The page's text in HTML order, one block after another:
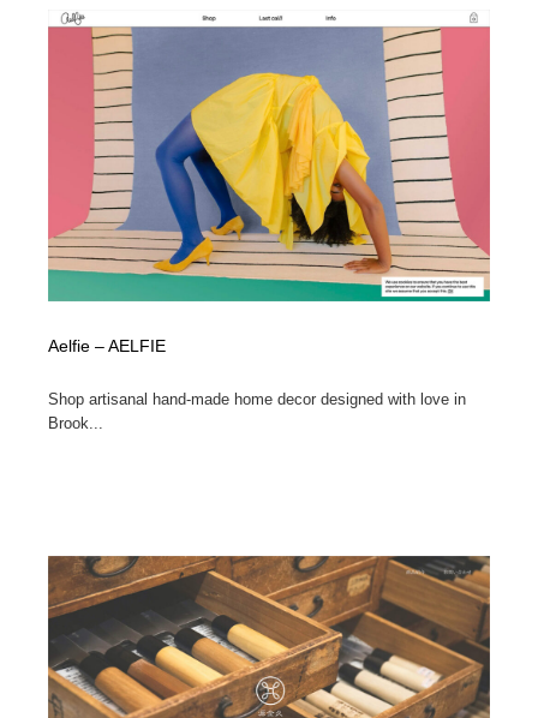
求人・採用・転職・就職・人材紹介
健康・医療・福祉・病院・歯医者・製薬・薬品
健康・医療・福祉・病院・歯医者・製薬・薬品
金融・銀行・投資・保険・M&A・商社
金融・銀行・投資・保険・M&A・商社
起業・事業支援・ボランティア・NPO
起業・事業支援・ボランティア・NPO
教育・スクール・保育・幼稚園・小中高・大学・専門学
教育・スクール・保育・幼稚園・小中高・大学・専門学
システム開発・IT・決済・アプリ・ソフトウェア 99
イン
テクノロジー・AI・人工知能・スマートホーム・オンラ
イン
日本伝統：着物・織物・舞踊・歌舞伎・茶道・華道・書
道
ル・ダンス
音楽・アーティスト・楽器・舞台・演劇・ミュージカ
ル・ダンス
152
芸能人・俳優・女優・タレント・モデル・芸能事務所
芸能人・俳優・女優・タレント・モデル・芸能事務所
42
キャンペーン・イベント・ワークショップ・コンペティ
ション
77
Aelfie – AELFIE
Shop artisanal hand-made home decor designed with love in
Brook...